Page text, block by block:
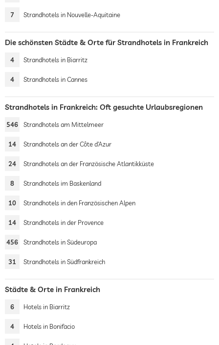
7 Strandhotels in Nouvelle-Aquitaine
Die schönsten Städte & Orte für Strandhotels in Frankreich
4 Strandhotels in Biarritz
4 Strandhotels in Cannes
Strandhotels in Frankreich: Oft gesuchte Urlaubsregionen
546 Strandhotels am Mittelmeer
14 Strandhotels an der Côte d’Azur
24 Strandhotels an der Französische Atlantikküste
8 Strandhotels im Baskenland
10 Strandhotels in den Französischen Alpen
14 Strandhotels in der Provence
456 Strandhotels in Südeuropa
31 Strandhotels in Südfrankreich
Städte & Orte in Frankreich
6 Hotels in Biarritz
4 Hotels in Bonifacio